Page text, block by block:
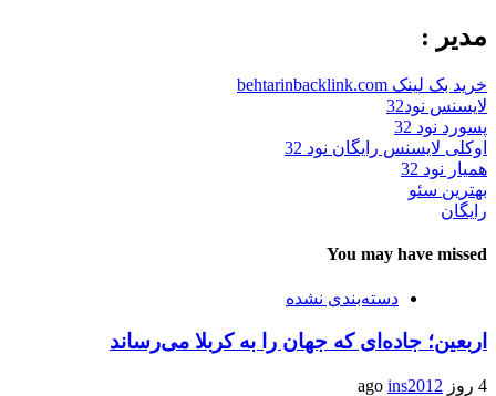
مدیر :
خرید بک لینک behtarinbacklink.com
لایسنس نود32
پسورد نود 32
اوکلی لایسنس رایگان نود 32
همیار نود 32
بهترین سئو
رایگان
You may have missed
دسته‌بندی نشده
اربعین؛ جاده‌ای که جهان را به کربلا می‌رساند
4 روز ago ins2012